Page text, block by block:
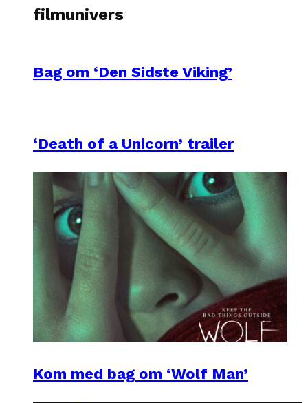
filmunivers
Bag om ‘Den Sidste Viking’
‘Death of a Unicorn’ trailer
Kom med bag om ‘Wolf Man’